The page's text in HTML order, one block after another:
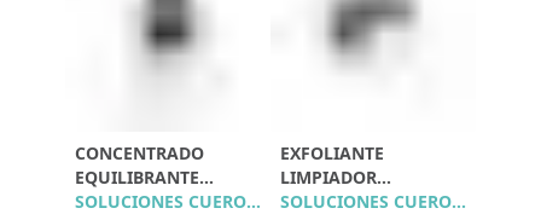
CONCENTRADO
EQUILIBRANTE
POLLEINE
SOLUCIONES CUERO CABELLUDO
EXFOLIANTE
LIMPIADOR
PURIFICANTE
SOLUCIONES CUERO CABELLUDO